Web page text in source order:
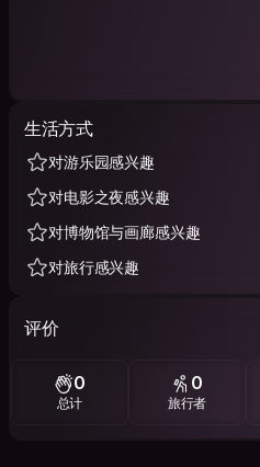
生活方式
对游乐园感兴趣
对电影之夜感兴趣
对博物馆与画廊感兴趣
对旅行感兴趣
评价
0
总计
0
旅行者